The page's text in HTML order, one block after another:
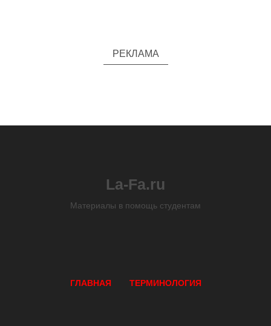
РЕКЛАМА
La-Fa.ru
Материалы в помощь студентам
ГЛАВНАЯ ТЕРМИНОЛОГИЯ